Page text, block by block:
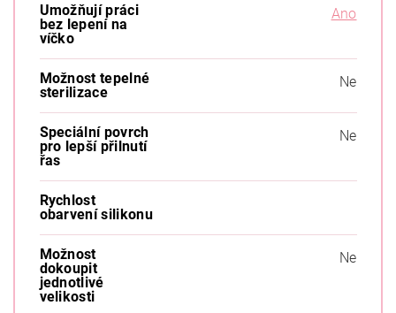
Umožňují práci
bez lepení na
víčko
Ano
Možnost tepelné
sterilizace
Ne
Speciální povrch
pro lepší přilnutí
řas
Ne
Rychlost
obarvení silikonu
Možnost
dokoupit
jednotlivé
velikosti
Ne